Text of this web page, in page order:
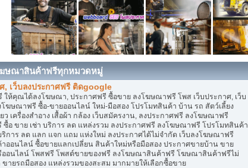
ษณาสินค้าฟรีทุกหมวดหมู่
, เว็บลงประกาศฟรี ติดgoogle
ให้คุณได้ลงโฆษณา, ประกาศฟรี ซื้อขาย ลงโฆษณาฟรี โพส เว็บประกาศ, เว็บ
ฆษณาฟรี ซื้อ-ขายออนไลน์ ใหม่-มือสอง โปรโมทสินค้า บ้าน รถ สัตว์เลี้ยง
ยว เครื่องสำอาง เสื้อผ้า กล้อง เว็บสมัครงาน, ลงประกาศฟรี ลงโฆษณาฟรี
อ ขาย เช่า บริการ ลด แหล่งรวม ลงประกาศฟรี ลงโฆษณาฟรี โปรโมทสินค้า
ริการ ลด แลก แจก แถม แห่งใหม่ ลงประกาศได้ไม่จำกัด เว็บลงโฆษณาฟรี
ออนไลน์ ซื้อขายแลกเปลี่ยน สินค้าใหม่หรือมือสอง ประกาศขายบ้าน ขาย
ออนไลน์ โพสฟรี โพสต์ขายของฟรี ลงโฆษณาสินค้าฟรี โฆษณาสินค้าฟรีไม่
ายรถมือสอง แหล่งรวมของสะสม มากมายให้เลือกซื้อขาย